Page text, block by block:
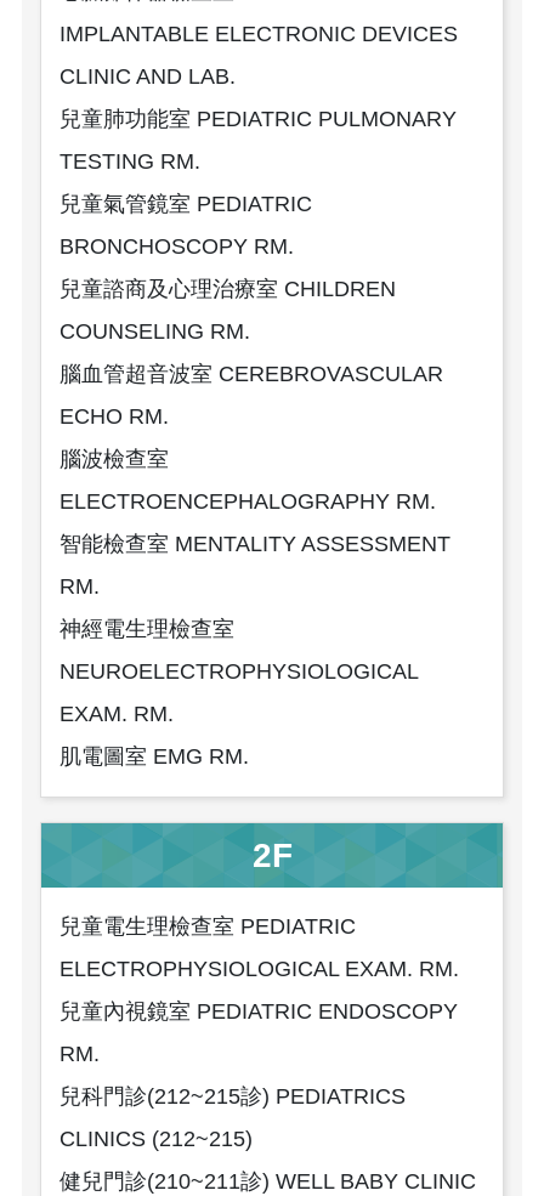
IMPLANTABLE ELECTRONIC DEVICES
CLINIC AND LAB.
兒童肺功能室 PEDIATRIC PULMONARY
TESTING RM.
兒童氣管鏡室 PEDIATRIC
BRONCHOSCOPY RM.
兒童諮商及心理治療室 CHILDREN
COUNSELING RM.
腦血管超音波室 CEREBROVASCULAR
ECHO RM.
腦波檢查室
ELECTROENCEPHALOGRAPHY RM.
智能檢查室 MENTALITY ASSESSMENT
RM.
神經電生理檢查室
NEUROELECTROPHYSIOLOGICAL
EXAM. RM.
肌電圖室 EMG RM.
2F
兒童電生理檢查室 PEDIATRIC
ELECTROPHYSIOLOGICAL EXAM. RM.
兒童內視鏡室 PEDIATRIC ENDOSCOPY
RM.
兒科門診(212~215診) PEDIATRICS
CLINICS (212~215)
健兒門診(210~211診) WELL BABY CLINIC